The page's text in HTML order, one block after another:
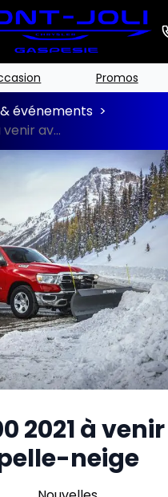
Promos
événements >
RAM 1500 2021 à venir avec pelle-neige
2021 à
neige